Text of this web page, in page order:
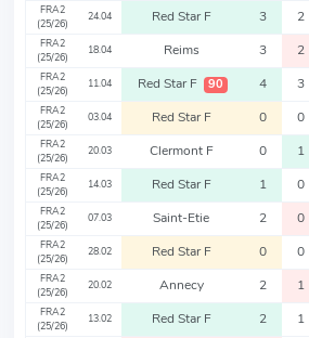
FRA2
(25/26)
24.04 Red Star F 3 2
FRA2
(25/26)
18.04 Reims 3 2
FRA2
(25/26)
11.04 Red Star F 90 4 3
FRA2
(25/26)
03.04 Red Star F 0 0
FRA2
(25/26)
20.03 Clermont F 0 1
FRA2
(25/26)
14.03 Red Star F 1 0
FRA2
(25/26)
07.03 Saint-Etie 2 0
FRA2
(25/26)
28.02 Red Star F 0 0
FRA2
(25/26)
20.02 Annecy 2 1
FRA2
(25/26)
13.02 Red Star F 2 1